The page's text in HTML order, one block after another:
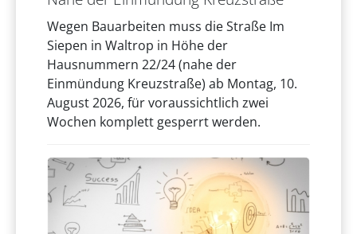
Wegen Bauarbeiten muss die Straße Im
Siepen in Waltrop in Höhe der
Hausnummern 22/24 (nahe der
Einmündung Kreuzstraße) ab Montag, 10.
August 2026, für voraussichtlich zwei
Wochen komplett gesperrt werden.